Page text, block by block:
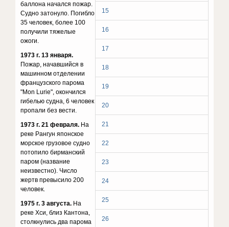
15
16
17
18
19
20
21
22
23
24
25
26
баллона начался пожар.
Судно затонуло. Погибло
35 человек, более 100
получили тяжелые
ожоги.
1973 г. 13 января.
Пожар, начавшийся в
машинном отделении
французского парома
"Mon Lurie", окончился
гибелью судна, 6 человек
пропали без вести.
1973 г. 21 февраля. На
реке Рангун японское
морское грузовое судно
потопило бирманский
паром (название
неизвестно). Число
жертв превысило 200
человек.
1975 г. 3 августа. На
реке Хси, близ Кантона,
столкнулись два парома